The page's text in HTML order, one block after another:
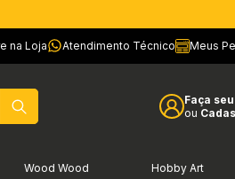
na Loja Atendimento Técnico Meus
Faça
ou
Wood Wood Hobby Art